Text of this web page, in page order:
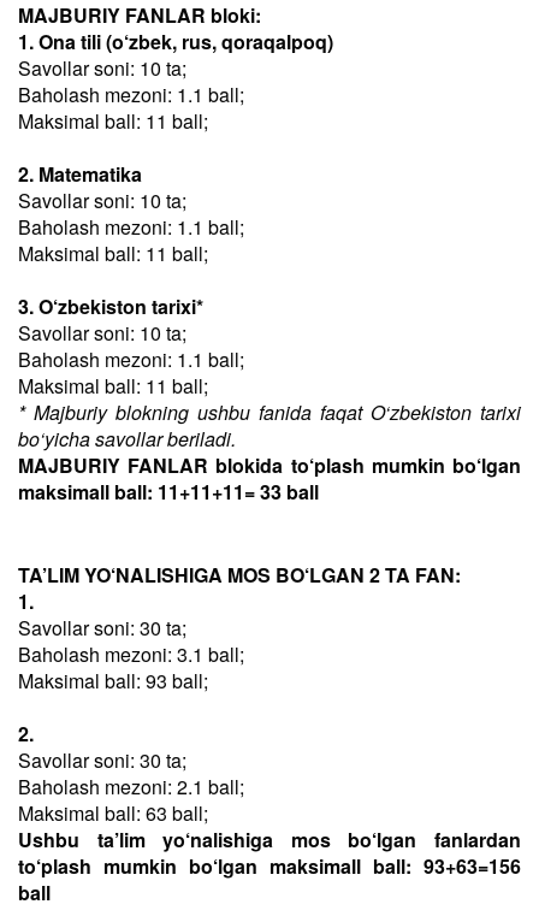
MAJBURIY FANLAR bloki:
1. Ona tili (o‘zbek, rus, qoraqalpoq)
Savollar soni: 10 ta;
Baholash mezoni: 1.1 ball;
Maksimal ball: 11 ball;
2. Matematika
Savollar soni: 10 ta;
Baholash mezoni: 1.1 ball;
Maksimal ball: 11 ball;
3. O‘zbekiston tarixi*
Savollar soni: 10 ta;
Baholash mezoni: 1.1 ball;
Maksimal ball: 11 ball;
* Majburiy blokning ushbu fanida faqat O‘zbekiston tarixi
bo‘yicha savollar beriladi.
MAJBURIY FANLAR blokida to‘plash mumkin bo‘lgan
maksimall ball: 11+11+11= 33 ball
TA’LIM YO‘NALISHIGA MOS BO‘LGAN 2 TA FAN:
1.
Savollar soni: 30 ta;
Baholash mezoni: 3.1 ball;
Maksimal ball: 93 ball;
2.
Savollar soni: 30 ta;
Baholash mezoni: 2.1 ball;
Maksimal ball: 63 ball;
Ushbu ta’lim yo‘nalishiga mos bo‘lgan fanlardan
to‘plash mumkin bo‘lgan maksimall ball: 93+63=156
ball